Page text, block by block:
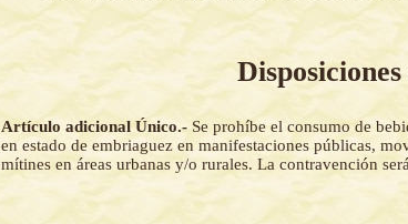
Artículo adicional Único.- Se prohíbe el consumo de
en estado de embriaguez en manifestaciones públicas,
mítines en áreas urbanas y/o rurales. La contravención